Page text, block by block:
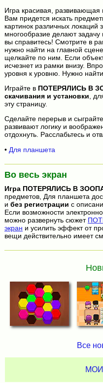
Игра красивая, развивающая
Вам придется искать
картинок различных локаций
многообразие делают
вы справитесь! Смотрите в
нужно найти на главной
щелкайте по ним. Если
исчезнет из рамки внизу.
уровня к уровню. Нужно
Играйте в ПОТЕРЯЛИСЬ В
скачивания и установки ,
эту страницу.
Сделайте перерыв и
развивают логику и
отдохнуть. Расслабьтесь и
• Для планшета
Во весь экран
Игра ПОТЕРЯЛИСЬ В
предметов, Для планшета
и без регистрации с
Если возможности
можно развернуть сюжет
экран и усилить эффект от
вещи действительно имеет
Все